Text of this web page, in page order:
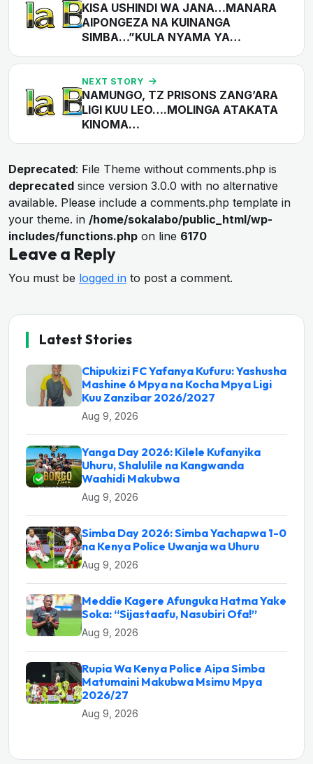
KISA USHINDI WA JANA…MANARA
AIPONGEZA NA KUINANGA
SIMBA…”KULA NYAMA YA…
NEXT STORY
NAMUNGO, TZ PRISONS ZANG’ARA
LIGI KUU LEO….MOLINGA ATAKATA
KINOMA…
Deprecated: File Theme without comments.php is
deprecated since version 3.0.0 with no alternative
available. Please include a comments.php template in
your theme. in /home/sokalabo/public_html/wp-
includes/functions.php on line 6170
Leave a Reply
You must be logged in to post a comment.
Latest Stories
Chipukizi FC Yafanya Kufuru: Yashusha
Mashine 6 Mpya na Kocha Mpya Ligi
Kuu Zanzibar 2026/2027
Aug 9, 2026
Yanga Day 2026: Kilele Kufanyika
Uhuru, Shalulile na Kangwanda
Waahidi Makubwa
Aug 9, 2026
Simba Day 2026: Simba Yachapwa 1-0
na Kenya Police Uwanja wa Uhuru
Aug 9, 2026
Meddie Kagere Afunguka Hatma Yake
Soka: “Sijastaafu, Nasubiri Ofa!”
Aug 9, 2026
Rupia Wa Kenya Police Aipa Simba
Matumaini Makubwa Msimu Mpya
2026/27
Aug 9, 2026